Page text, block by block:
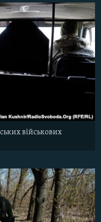
військових